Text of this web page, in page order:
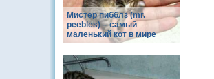
Мистер пибблз (mr.
peebles) – самый
маленький кот в мире